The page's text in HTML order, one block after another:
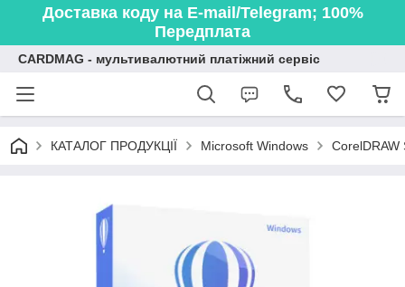
Доставка коду на E-mail/Telegram; 100%
Передплата
CARDMAG - мультивалютний платіжний сервіс
КАТАЛОГ ПРОДУКЦІЇ Microsoft Windows CorelDRAW